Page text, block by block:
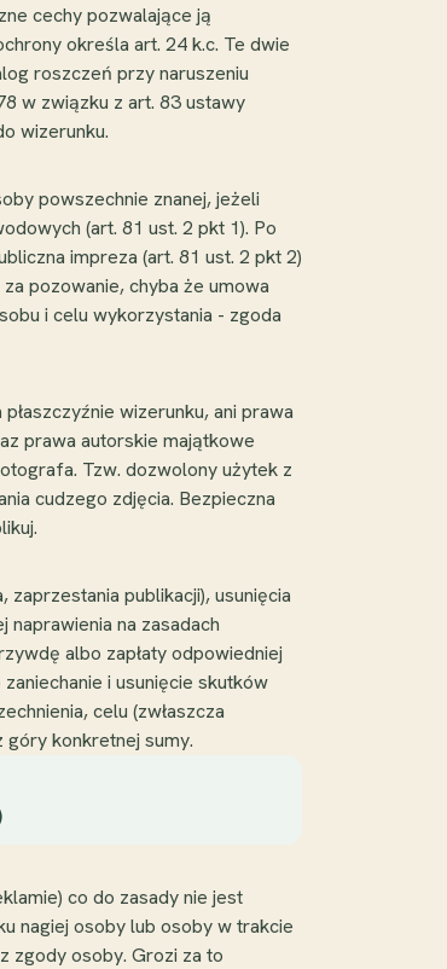
cechy pozwalające ją
określa art. 24 k.c. Te dwie
roszczeń przy naruszeniu
w związku z art. 83 ustawy
wizerunku.
powszechnie znanej, jeżeli
(art. 81 ust. 2 pkt 1). Po
impreza (art. 81 ust. 2 pkt 2)
pozowanie, chyba że umowa
i celu wykorzystania - zgoda
wizerunku, ani prawa
prawa autorskie majątkowe
Tzw. dozwolony użytek z
cudzego zdjęcia. Bezpieczna
zaprzestania publikacji), usunięcia
na zasadach
albo zapłaty odpowiedniej
i usunięcie skutków
celu (zwłaszcza
góry konkretnej sumy.
co do zasady nie jest
nagiej osoby lub osoby w trakcie
zgody osoby. Grozi za to